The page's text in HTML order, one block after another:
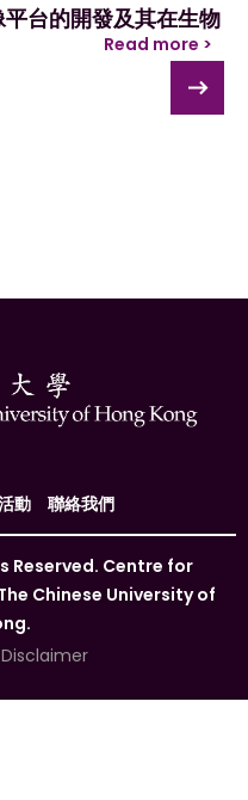
台的開發及其在生物
Read more >
動 聯絡我們
Reserved. Centre for
Chinese University of
Disclaimer